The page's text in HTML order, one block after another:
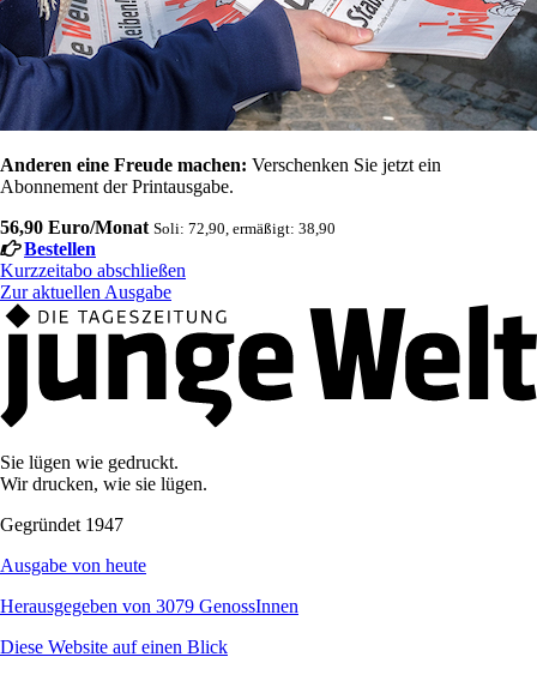
Anderen eine Freude machen: Verschenken Sie jetzt ein
Abonnement der Printausgabe.
56,90 Euro/Monat Soli: 72,90, ermäßigt: 38,90
Bestellen
Kurzzeitabo abschließen
Zur aktuellen Ausgabe
Sie lügen wie gedruckt.
Wir drucken, wie sie lügen.
Gegründet 1947
Ausgabe von heute
Herausgegeben von 3079 GenossInnen
Diese Website auf einen Blick